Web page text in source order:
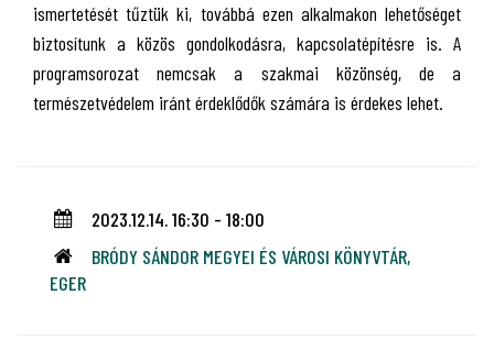
ismertetését tűztük ki, továbbá ezen alkalmakon lehetőséget
biztosítunk a közös gondolkodásra, kapcsolatépítésre is. A
programsorozat nemcsak a szakmai közönség, de a
természetvédelem iránt érdeklődők számára is érdekes lehet.
2023.12.14. 16:30 - 18:00
BRÓDY SÁNDOR MEGYEI ÉS VÁROSI KÖNYVTÁR,
EGER